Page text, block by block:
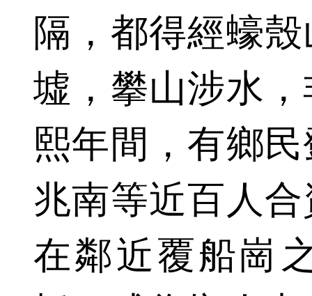
隔，都得經蠔
墟，攀山涉水
熙年間，有鄉
兆南等近百人
在鄰近覆船崗